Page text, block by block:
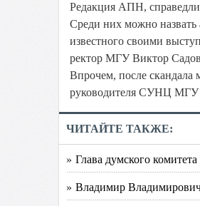
Редакция АПН,
Среди них можно
известного своими
ректор МГУ Виктор
Впрочем, после
руководителя СУНЦ МГУ
ЧИТАЙТЕ ТАКЖЕ:
» Глава думского
» Владимир